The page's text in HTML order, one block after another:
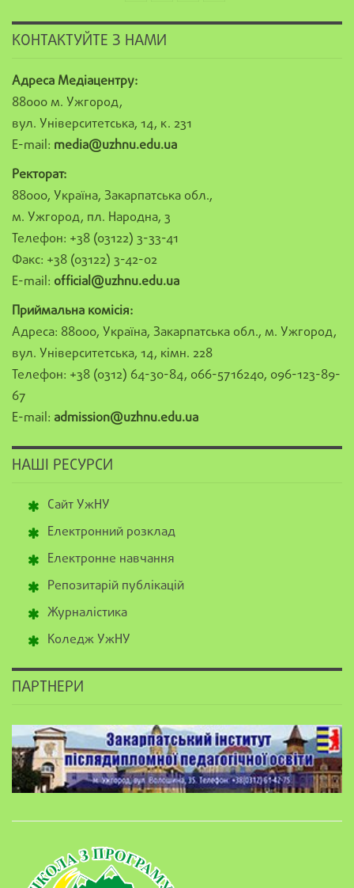
КОНТАКТУЙТЕ З НАМИ
Адреса Медіацентру:
88000 м. Ужгород,
вул. Університетська, 14, к. 231
E-mail: media@uzhnu.edu.ua
Ректорат:
88000, Україна, Закарпатська обл.,
м. Ужгород, пл. Народна, 3
Телефон: +38 (03122) 3-33-41
Факс: +38 (03122) 3-42-02
E-mail: official@uzhnu.edu.ua
Приймальна комісія:
Адреса: 88000, Україна, Закарпатська обл., м. Ужгород,
вул. Університетська, 14, кімн. 228
Телефон: +38 (0312) 64-30-84, 066-5716240, 096-123-89-
67
E-mail: admission@uzhnu.edu.ua
НАШІ РЕСУРСИ
Сайт УжНУ
Електронний розклад
Електронне навчання
Репозитарій публікацій
Журналістика
Коледж УжНУ
ПАРТНЕРИ